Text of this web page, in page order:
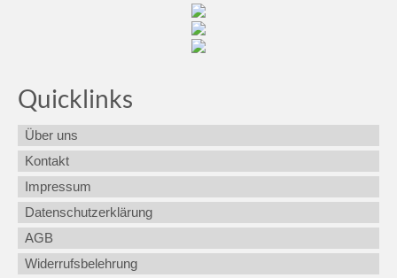
Quicklinks
Über uns
Kontakt
Impressum
Datenschutzerklärung
AGB
Widerrufsbelehrung